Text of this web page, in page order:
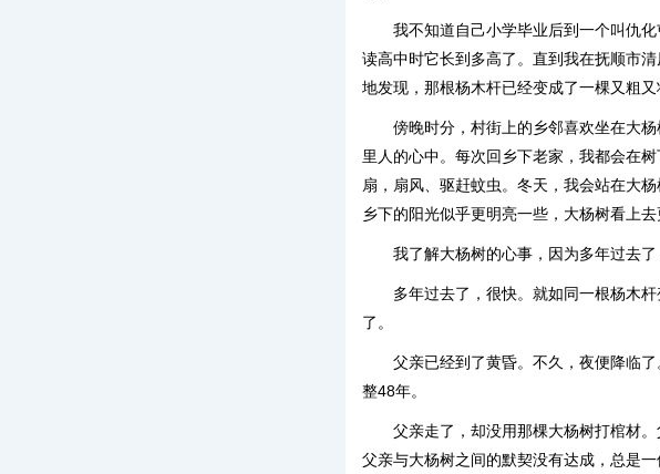
我不知道自己小学毕业后到一个叫仇
读高中时它长到多高了。直到我在抚顺市
地发现，那根杨木杆已经变成了一棵又粗又
傍晚时分，村街上的乡邻喜欢坐在大
里人的心中。每次回乡下老家，我都会在
扇，扇风、驱赶蚊虫。冬天，我会站在大
乡下的阳光似乎更明亮一些，大杨树看上
我了解大杨树的心事，因为多年过去
多年过去了，很快。就如同一根杨木
了。
父亲已经到了黄昏。不久，夜便降临
整48年。
父亲走了，却没用那棵大杨树打棺材
父亲与大杨树之间的默契没有达成，总是一